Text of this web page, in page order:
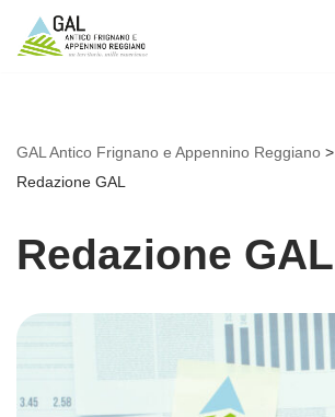
Vai
GAL Antico Frignano e Appennino Reggiano >
Redazione GAL
Redazione GAL